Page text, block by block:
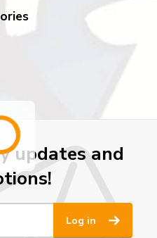
updates and
Log in